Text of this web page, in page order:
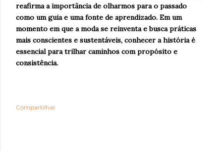
reafirma a importância de olharmos para o passado
como um guia e uma fonte de aprendizado. Em um
momento em que a moda se reinventa e busca práticas
mais conscientes e sustentáveis, conhecer a história é
essencial para trilhar caminhos com propósito e
consistência.
Compartilhar